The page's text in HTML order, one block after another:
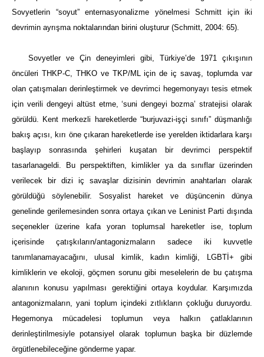
Sovyetlerin “soyut” enternasyonalizme yönelmesi Schmitt için iki
devrimin ayrışma noktalarından birini oluşturur (Schmitt, 2004: 65).
Sovyetler ve Çin deneyimleri gibi, Türkiye’de 1971 çıkışının
öncüleri THKP-C, THKO ve TKP/ML için de iç savaş, toplumda var
olan çatışmaları derinleştirmek ve devrimci hegemonyayı tesis etmek
için verili dengeyi altüst etme, ‘suni dengeyi bozma’ stratejisi olarak
görüldü. Kent merkezli hareketlerde “burjuvazi-işçi sınıfı” düşmanlığı
bakış açısı, kırı öne çıkaran hareketlerde ise yerelden iktidarlara karşı
başlayıp sonrasında şehirleri kuşatan bir devrimci perspektif
tasarlanageldi. Bu perspektiften, kimlikler ya da sınıflar üzerinden
verilecek bir dizi iç savaşlar dizisinin devrimin anahtarları olarak
görüldüğü söylenebilir. Sosyalist hareket ve düşüncenin dünya
genelinde gerilemesinden sonra ortaya çıkan ve Leninist Parti dışında
seçenekler üzerine kafa yoran toplumsal hareketler ise, toplum
içerisinde çatışkıların/antagonizmaların sadece iki kuvvetle
tanımlanamayacağını, ulusal kimlik, kadın kimliği, LGBTİ+ gibi
kimliklerin ve ekoloji, göçmen sorunu gibi meselelerin de bu çatışma
alanının konusu yapılması gerektiğini ortaya koydular. Karşımızda
antagonizmaların, yani toplum içindeki zıtlıkların çokluğu duruyordu.
Hegemonya mücadelesi toplumun veya halkın çatlaklarının
derinleştirilmesiyle potansiyel olarak toplumun başka bir düzlemde
örgütlenebileceğine gönderme yapar.